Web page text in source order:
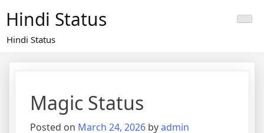
content
Hindi Status
Hindi Status
Magic Status
Posted on March 24, 2026 byadmin